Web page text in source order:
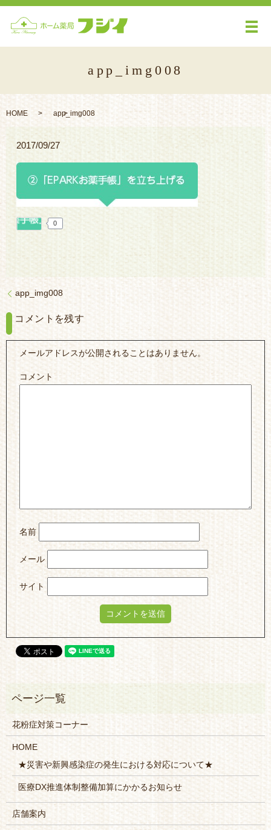
メ
app_img008
HOME app_img008
2017/09/27
0
app_img008
コメントを残す
メールアドレスが公開されることはありません。
コメント
名前
メール
サイト
花粉症対策コーナー
HOME
★災害や新興感染症の発生における対応について★
医療DX推進体制整備加算にかかるお知らせ
店舗案内